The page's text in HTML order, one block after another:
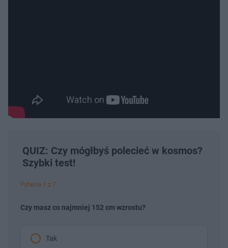
QUIZ: Czy mógłbyś polecieć w kosmos?
Szybki test!
Pytanie 1 z 7
Czy masz co najmniej 152 cm wzrostu?
Tak